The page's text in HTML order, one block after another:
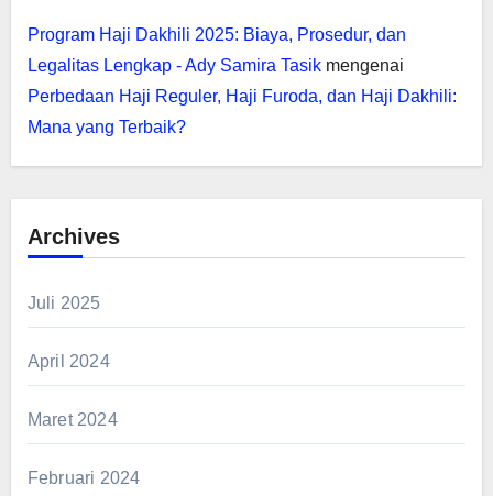
Program Haji Dakhili 2025: Biaya, Prosedur, dan
Legalitas Lengkap - Ady Samira Tasikmengenai
Perbedaan Haji Reguler, Haji Furoda, dan Haji Dakhili:
Mana yang Terbaik?
Archives
Juli 2025
April 2024
Maret 2024
Februari 2024